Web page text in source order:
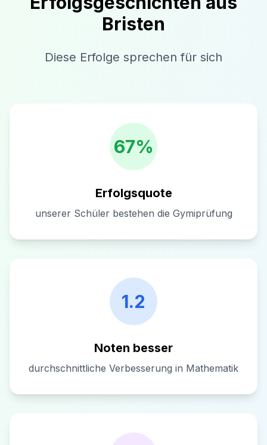
Bristen
Diese Erfolge sprechen für sich
67%
Erfolgsquote
unserer Schüler bestehen die Gymiprüfung
1.2
Noten besser
durchschnittliche Verbesserung in Mathematik